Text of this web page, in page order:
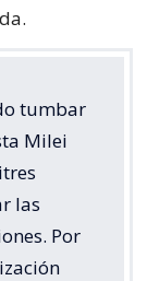
tumbar
Milei
las
Por